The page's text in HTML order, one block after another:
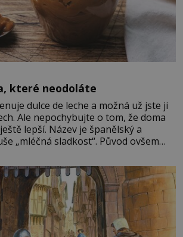
které neodoláte
dulce de leche a možná už jste ji
Ale nepochybujte o tom, že doma
lepší. Název je španělský a
„mléčná sladkost“. Původ ovšem
zemí a k tomu